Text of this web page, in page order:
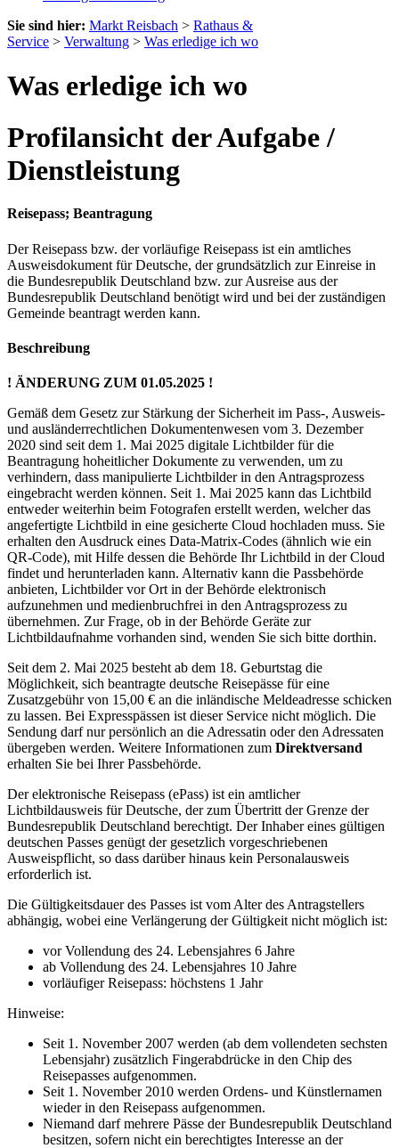
Sie sind hier: Markt Reisbach > Rathaus &
Service > Verwaltung > Was erledige ich wo
Was erledige ich wo
Profilansicht der Aufgabe /
Dienstleistung
Reisepass; Beantragung
Der Reisepass bzw. der vorläufige Reisepass ist ein amtliches
Ausweisdokument für Deutsche, der grundsätzlich zur Einreise in
die Bundesrepublik Deutschland bzw. zur Ausreise aus der
Bundesrepublik Deutschland benötigt wird und bei der zuständigen
Gemeinde beantragt werden kann.
Beschreibung
! ÄNDERUNG ZUM 01.05.2025 !
Gemäß dem Gesetz zur Stärkung der Sicherheit im Pass-, Ausweis-
und ausländerrechtlichen Dokumentenwesen vom 3. Dezember
2020 sind seit dem 1. Mai 2025 digitale Lichtbilder für die
Beantragung hoheitlicher Dokumente zu verwenden, um zu
verhindern, dass manipulierte Lichtbilder in den Antragsprozess
eingebracht werden können. Seit 1. Mai 2025 kann das Lichtbild
entweder weiterhin beim Fotografen erstellt werden, welcher das
angefertigte Lichtbild in eine gesicherte Cloud hochladen muss. Sie
erhalten den Ausdruck eines Data-Matrix-Codes (ähnlich wie ein
QR-Code), mit Hilfe dessen die Behörde Ihr Lichtbild in der Cloud
findet und herunterladen kann. Alternativ kann die Passbehörde
anbieten, Lichtbilder vor Ort in der Behörde elektronisch
aufzunehmen und medienbruchfrei in den Antragsprozess zu
übernehmen. Zur Frage, ob in der Behörde Geräte zur
Lichtbildaufnahme vorhanden sind, wenden Sie sich bitte dorthin.
Seit dem 2. Mai 2025 besteht ab dem 18. Geburtstag die
Möglichkeit, sich beantragte deutsche Reisepässe für eine
Zusatzgebühr von 15,00 € an die inländische Meldeadresse schicken
zu lassen. Bei Expresspässen ist dieser Service nicht möglich. Die
Sendung darf nur persönlich an die Adressatin oder den Adressaten
übergeben werden. Weitere Informationen zum Direktversand
erhalten Sie bei Ihrer Passbehörde.
Der elektronische Reisepass (ePass) ist ein amtlicher
Lichtbildausweis für Deutsche, der zum Übertritt der Grenze der
Bundesrepublik Deutschland berechtigt. Der Inhaber eines gültigen
deutschen Passes genügt der gesetzlich vorgeschriebenen
Ausweispflicht, so dass darüber hinaus kein Personalausweis
erforderlich ist.
Die Gültigkeitsdauer des Passes ist vom Alter des Antragstellers
abhängig, wobei eine Verlängerung der Gültigkeit nicht möglich ist:
vor Vollendung des 24. Lebensjahres 6 Jahre
ab Vollendung des 24. Lebensjahres 10 Jahre
vorläufiger Reisepass: höchstens 1 Jahr
Hinweise:
Seit 1. November 2007 werden (ab dem vollendeten sechsten
Lebensjahr) zusätzlich Fingerabdrücke in den Chip des
Reisepasses aufgenommen.
Seit 1. November 2010 werden Ordens- und Künstlernamen
wieder in den Reisepass aufgenommen.
Niemand darf mehrere Pässe der Bundesrepublik Deutschland
besitzen, sofern nicht ein berechtigtes Interesse an der